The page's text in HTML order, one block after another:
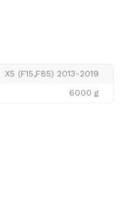
X5 (F15,F85) 2013-2019
6000 g